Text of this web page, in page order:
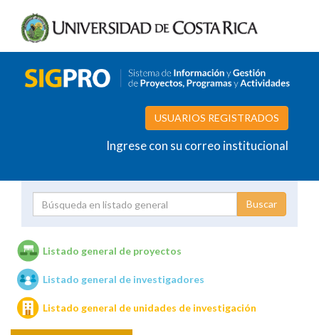
USUARIOS REGISTRADOS
Ingrese con su correo institucional
Unidades de investigación
Listado general de proyectos
Listado general de investigadores
Listado general de unidades de investigación